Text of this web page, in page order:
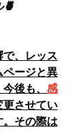
、レッス
ページと異
後も、 感
更させてい
。その際は